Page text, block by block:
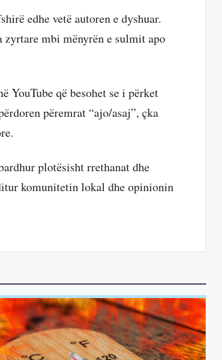
edhe vetë autoren e dyshuar.
mbi mënyrën e sulmit apo
YouTube që besohet se i përket
përemrat “ajo/asaj”, çka
plotësisht rrethanat dhe
komunitetin lokal dhe opinionin